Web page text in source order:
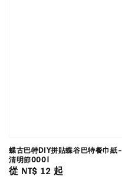
蝶古巴特DIY拼貼蝶谷巴特餐巾紙-
清明節0001
Regular
從 NT$ 12起